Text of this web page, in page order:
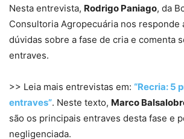
Nesta entrevista, Rodrigo Paniago, da
Consultoria Agropecuária nos responde
dúvidas sobre a fase de cria e comenta
entraves.
>> Leia mais entrevistas em: “Recria: 5
entraves”. Neste texto, Marco
são os principais entraves desta fase e
negligenciada.